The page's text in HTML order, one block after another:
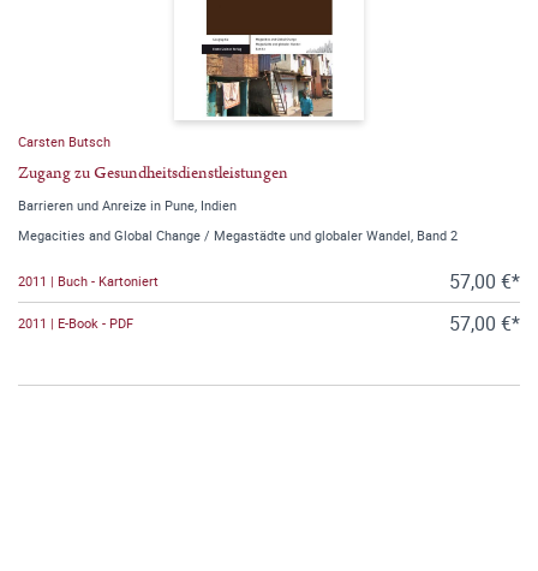
Carsten Butsch
Zugang zu Gesundheitsdienstleistungen
Barrieren und Anreize in Pune, Indien
Megacities and Global Change / Megastädte und globaler Wandel, Band 2
2011 | Buch - Kartoniert 57,00 €*
2011 | E-Book - PDF 57,00 €*